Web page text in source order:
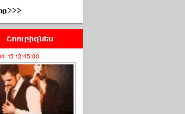
Շոուբիզնես
15 12:45:00